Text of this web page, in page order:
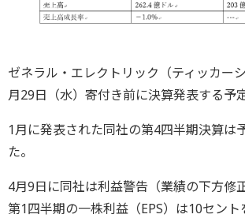
ゼネラル・エレクトリック（ティッカー
月29日（水）寄付き前に決算発表する予定
1月に発表された同社の第4四半期決算は
た。
4月9日に同社は利益警告（業績の下方修
第1四半期の一株利益（EPS）は10セン